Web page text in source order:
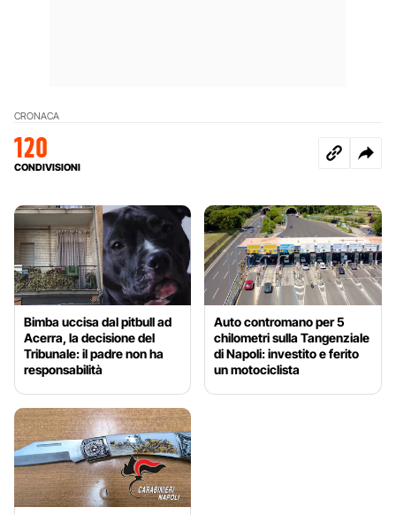
CRONACA
120
CONDIVISIONI
Bimba uccisa dal pitbull ad
Acerra, la decisione del
Tribunale: il padre non ha
responsabilità
Auto contromano per 5
chilometri sulla Tangenziale
di Napoli: investito e ferito
un motociclista